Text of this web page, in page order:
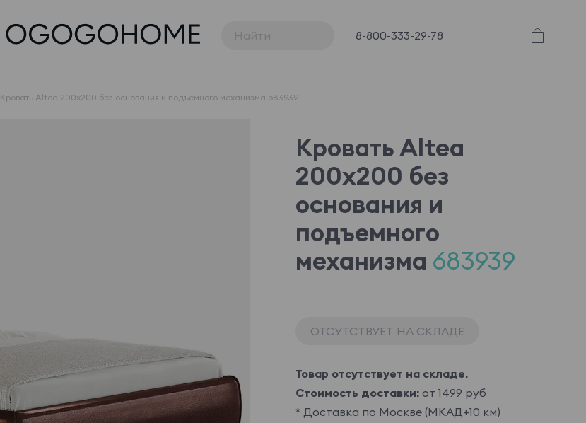
8-800-333-29-78
Кровать Altea 200x200 без основания и подъемного механизма 683939
Кровать Altea
200x200 без
основания и
подъемного
механизма 683939
ОТСУТСТВУЕТ НА СКЛАДЕ
Товар отсутствует на складе.
Стоимость доставки:от 1499 руб
* Доставка по Москве (МКАД+10 км)